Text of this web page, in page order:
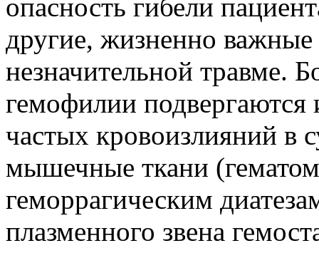
опасность гибели
другие, жизненно
незначительной травме.
гемофилии подвергаются
частых кровоизлияний в
мышечные ткани
геморрагическим
плазменного звена